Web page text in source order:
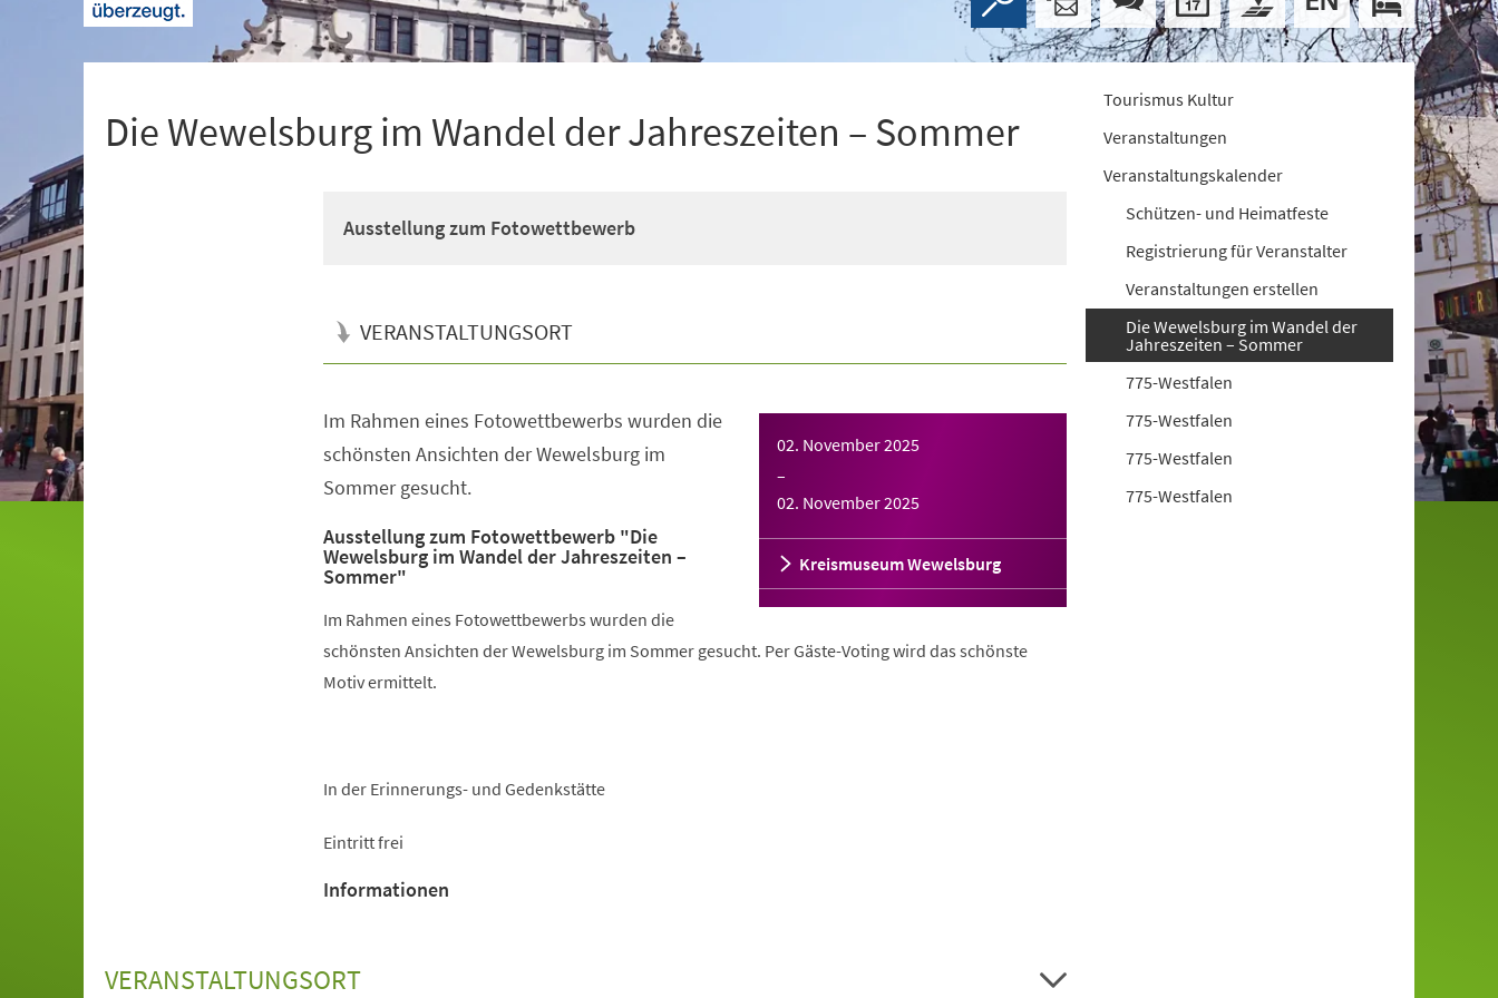
Die Wewelsburg im Wandel der Jahreszeiten – Sommer
Ausstellung zum Fotowettbewerb
VERANSTALTUNGSORT
02. November 2025
–
02. November 2025
Kreismuseum Wewelsburg
Im Rahmen eines Fotowettbewerbs wurden die
schönsten Ansichten der Wewelsburg im
Sommer gesucht.
Ausstellung zum Fotowettbewerb "Die
Wewelsburg im Wandel der Jahreszeiten –
Sommer"
Im Rahmen eines Fotowettbewerbs wurden die
schönsten Ansichten der Wewelsburg im Sommer gesucht. Per Gäste-Voting wird das schönste
Motiv ermittelt.
In der Erinnerungs- und Gedenkstätte
Eintritt frei
Informationen
VERANSTALTUNGSORT
Tourismus Kultur
Veranstaltungen
Veranstaltungskalender
Schützen- und Heimatfeste
Registrierung für Veranstalter
Veranstaltungen erstellen
Die Wewelsburg im Wandel der
Jahreszeiten – Sommer
775-Westfalen
775-Westfalen
775-Westfalen
775-Westfalen